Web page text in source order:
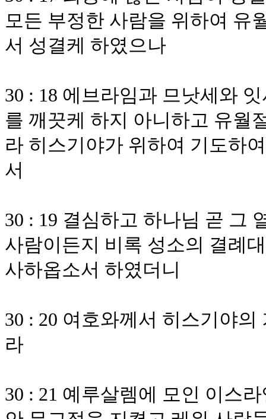
모든 부정한 사람을 위하여 유
서 성결케 하였으나
30 : 18 에브라임과 므낫세와
를 깨끗케 하지 아니하고 유월
라 히스기야가 위하여 기도하
서
30 : 19 결심하고 하나님 곧 그
사람이든지 비록 성소의 결례
사하옵소서 하였더니
30 : 20 여호와께서 히스기야
라
30 : 21 예루살렘에 모인 이스